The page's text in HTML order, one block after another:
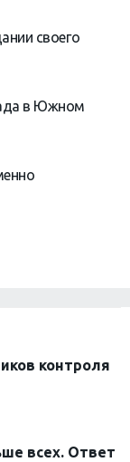
своего
в Южном
контроля
всех. Ответ